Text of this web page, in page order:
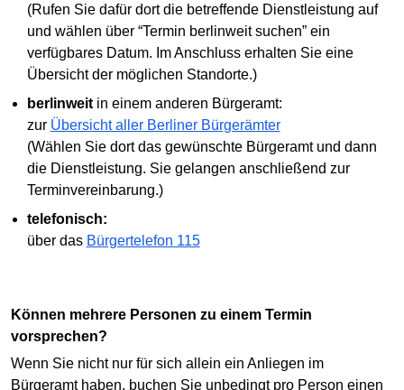
(Rufen Sie dafür dort die betreffende Dienstleistung auf
und wählen über “Termin berlinweit suchen” ein
verfügbares Datum. Im Anschluss erhalten Sie eine
Übersicht der möglichen Standorte.)
berlinweitin einem anderen Bürgeramt:
zur Übersicht aller Berliner Bürgerämter
(Wählen Sie dort das gewünschte Bürgeramt und dann
die Dienstleistung. Sie gelangen anschließend zur
Terminvereinbarung.)
telefonisch:
über das Bürgertelefon 115
Können mehrere Personen zu einem Termin
vorsprechen?
Wenn Sie nicht nur für sich allein ein Anliegen im
Bürgeramt haben, buchen Sie unbedingt pro Person einen